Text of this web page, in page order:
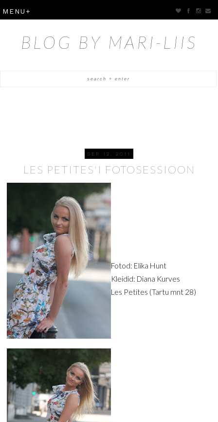
BLOG BY MARI-LIIS
SEP 12, 2011
LES PETITES'I FOTOSESSIOON
Fotod: Elika Hunt
Kleidid: Diana Kurves
Les Petites (Tartu mnt 28)